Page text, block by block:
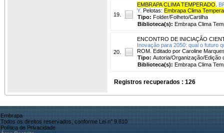
19.
EMBRAPA CLIMA TEMPERADO
Y. Pelotas: Embrapa Clima
Tipo: Folder/Folheto/Cartilha
Biblioteca(s): Embrapa Clima
20.
ENCONTRO DE INICIAÇÃO
Inovação para 2050: qual o futuro
ROM. Editado por Caroline
Tipo: Autoria/Organização/Edição
Biblioteca(s): Embrapa Clima
Registros recuperados : 126
Embrapa
Todos os direitos reservados, conforme Lei n° 9.610
Política de Privacidade